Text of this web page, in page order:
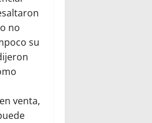
no
su
venta,